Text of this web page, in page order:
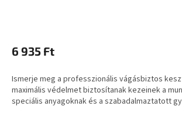
6 935 Ft
Ismerje meg a professzionális vágásbiztos
maximális védelmet biztosítanak kezeinek a
speciális anyagoknak és a szabadalmaztatott